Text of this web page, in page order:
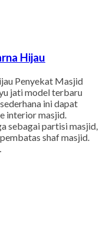
Hijau
Penyekat Masjid
jati model terbaru
ini dapat
interior masjid.
sebagai partisi masjid,
shaf masjid.